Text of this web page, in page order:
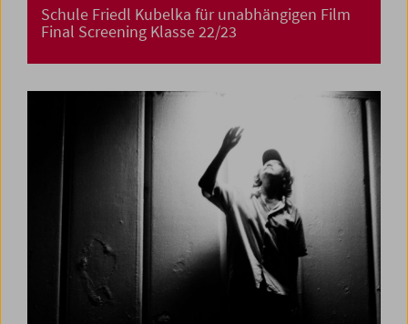
Schule Friedl Kubelka für unabhängigen Film
Final Screening Klasse 22/23